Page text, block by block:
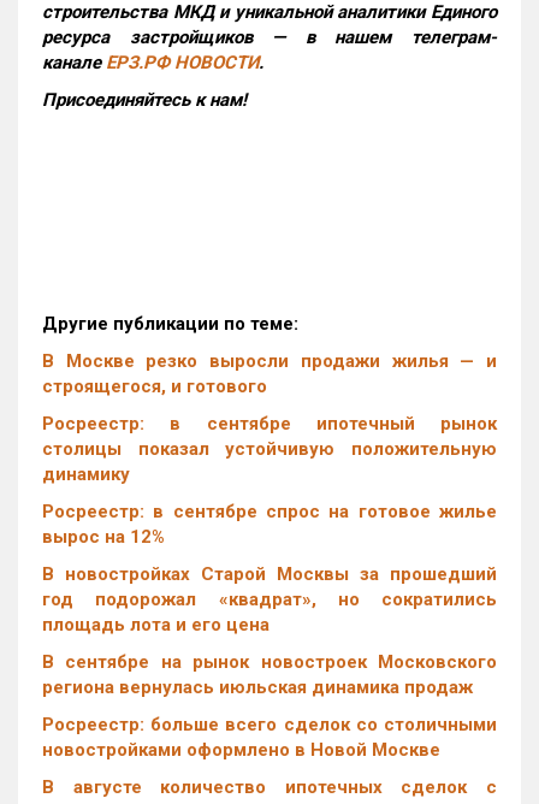
строительства МКД и уникальной аналитики Единого
ресурса застройщиков — в нашем телеграм-
канале ЕРЗ.РФ НОВОСТИ.
Присоединяйтесь к нам!
Другие публикации по теме:
В Москве резко выросли продажи жилья — и
строящегося, и готового
Росреестр: в сентябре ипотечный рынок
столицы показал устойчивую положительную
динамику
Росреестр: в сентябре спрос на готовое жилье
вырос на 12%
В новостройках Старой Москвы за прошедший
год подорожал «квадрат», но сократились
площадь лота и его цена
В сентябре на рынок новостроек Московского
региона вернулась июльская динамика продаж
Росреестр: больше всего сделок со столичными
новостройками оформлено в Новой Москве
В августе количество ипотечных сделок с